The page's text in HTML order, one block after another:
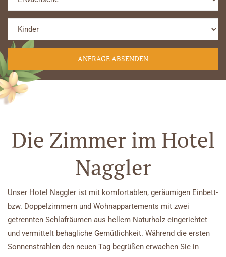
Die Zimmer im Hotel
Naggler
Unser Hotel Naggler ist mit komfortablen, geräumigen Einbett-
bzw. Doppelzimmern und Wohnappartements mit zwei
getrennten Schlafräumen aus hellem Naturholz eingerichtet
und vermittelt behagliche Gemütlichkeit. Während die ersten
Sonnenstrahlen den neuen Tag begrüßen erwachen Sie in